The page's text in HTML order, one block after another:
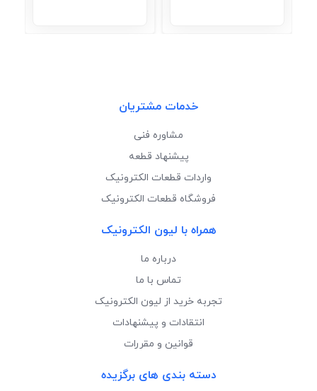
خدمات مشتریان
مشاوره فنی
پیشنهاد قطعه
واردات قطعات الکترونیک
فروشگاه قطعات الکترونیک
همراه با لیون الکترونیک
درباره ما
تماس با ما
تجربه خرید از لیون الکترونیک
انتقادات و پیشنهادات
قوانین و مقررات
دسته بندی های برگزیده